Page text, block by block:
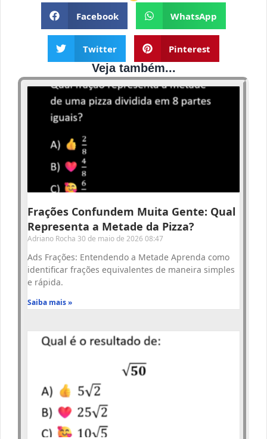
Facebook WhatsApp
Twitter Pinterest
Veja também...
Frações Confundem Muita Gente: Qual
Representa a Metade da Pizza?
Adriano Rocha 30 de maio de 2026 08:47
Ads Frações: Entendendo a Metade Aprenda como
identificar frações equivalentes de maneira simples
e rápida.
Saiba mais »